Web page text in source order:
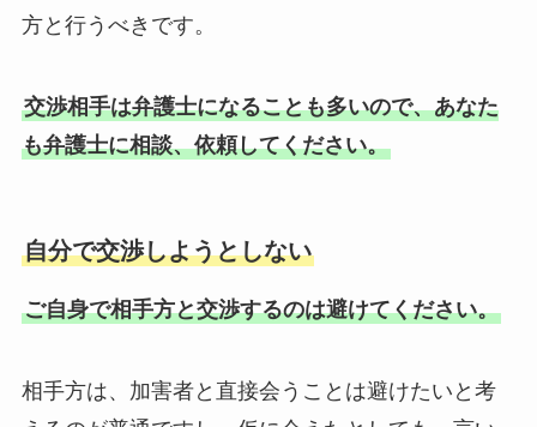
方と行うべきです。
交渉相手は弁護士になることも多いので、あなた
も弁護士に相談、依頼してください。
自分で交渉しようとしない
ご自身で相手方と交渉するのは避けてください。
相手方は、加害者と直接会うことは避けたいと考